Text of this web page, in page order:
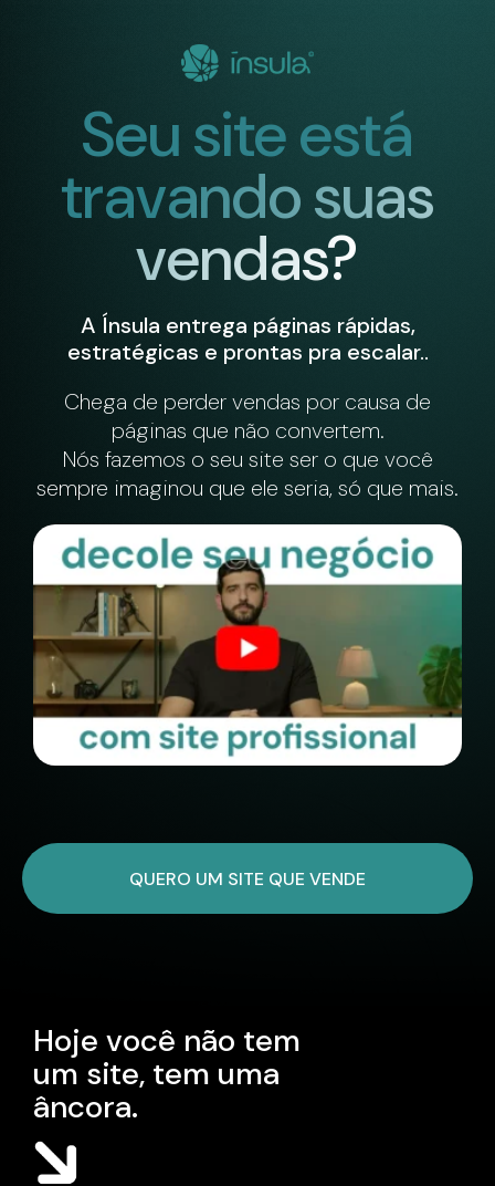
Seu site está
travando suas
vendas?
A Ínsula entrega páginas rápidas,
estratégicas e prontas pra escalar..
Chega de perder vendas por causa de
páginas que não convertem.
Nós fazemos o seu site ser o que você
sempre imaginou que ele seria, só que mais.
QUERO UM SITE QUE VENDE
Hoje você não tem
um site, tem uma
âncora.